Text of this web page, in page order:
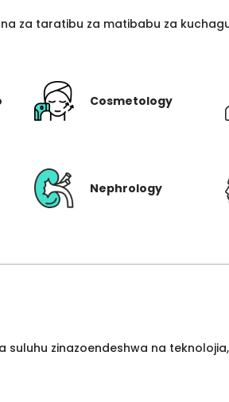
za taratibu za matibabu za
Cosmetology
Nephrology
suluhu zinazoendeshwa na